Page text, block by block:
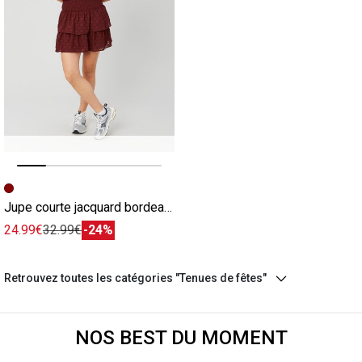
Image précédente
Image suivante
Jupe courte jacquard bordeaux
24.99€32.99€-24%
Retrouvez toutes les catégories "Tenues de fêtes"
NOS BEST DU MOMENT